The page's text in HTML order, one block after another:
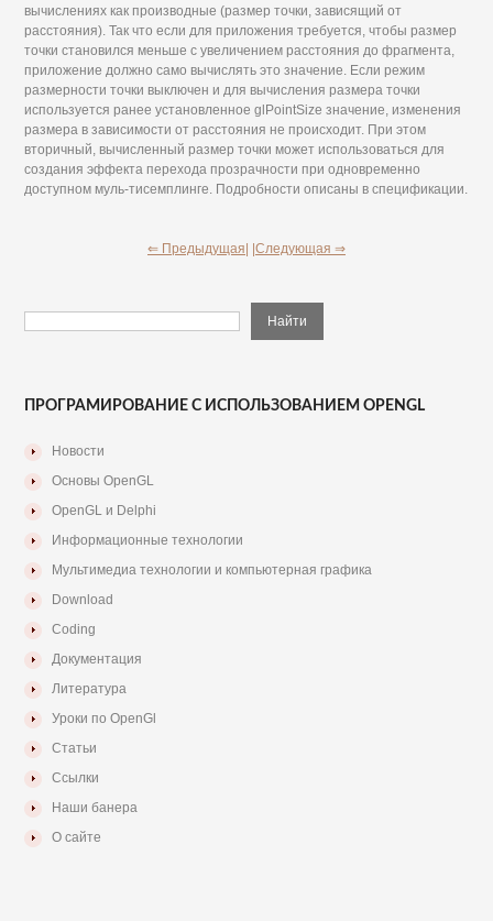
вычислениях как производные (размер точки, зависящий от
расстояния). Так что если для приложения требуется, чтобы размер
точки становился меньше с увеличением расстояния до фрагмента,
приложение должно само вычислять это значение. Если режим
размерности точки выключен и для вычисления размера точки
используется ранее установленное glPointSize значение, изменения
размера в зависимости от расстояния не происходит. При этом
вторичный, вычисленный размер точки может использоваться для
создания эффекта перехода прозрачности при одновременно
доступном муль-тисемплинге. Подробности описаны в спецификации.
⇐ Предыдущая| |Следующая ⇒
ПРОГРАМИРОВАНИЕ С ИСПОЛЬЗОВАНИЕМ OPENGL
Новости
Основы OpenGL
OpenGL и Delphi
Информационные технологии
Мультимедиа технологии и компьютерная графика
Download
Coding
Документация
Литература
Уроки по OpenGl
Статьи
Ссылки
Наши банера
О сайте